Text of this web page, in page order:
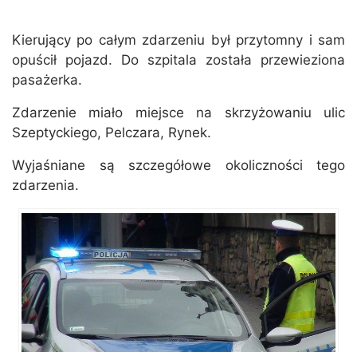
Kierujący po całym zdarzeniu był przytomny i sam
opuścił pojazd. Do szpitala została przewieziona
pasażerka.
Zdarzenie miało miejsce na skrzyżowaniu ulic
Szeptyckiego, Pelczara, Rynek.
Wyjaśniane są szczegółowe okoliczności tego
zdarzenia.